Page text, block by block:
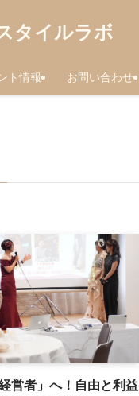
タイルラボ
ト情報 お問い合わせ
営者」へ！自由と利益